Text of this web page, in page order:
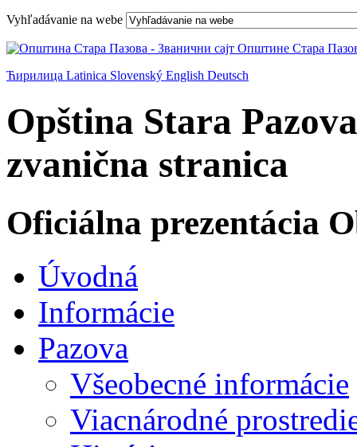
Vyhľadávanie na webe
Ћирилица Latinica Slovenský English Deutsch
Opština Stara
zvanična stranica
Oficiálna prezentácia
Úvodná
Informácie
Pazova
Všeobecné informácie
Viacnárodné